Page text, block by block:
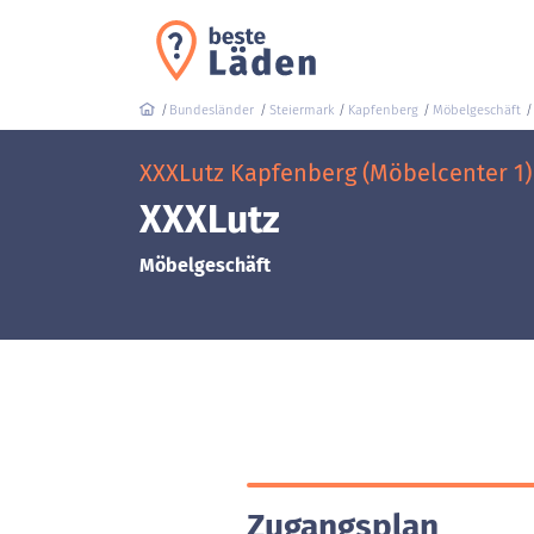
Bundesländer Steiermark Kapfenberg Möbelgeschäft
XXXLutz Kapfenberg (Möbelcenter 1)
XXXLutz
Möbelgeschäft